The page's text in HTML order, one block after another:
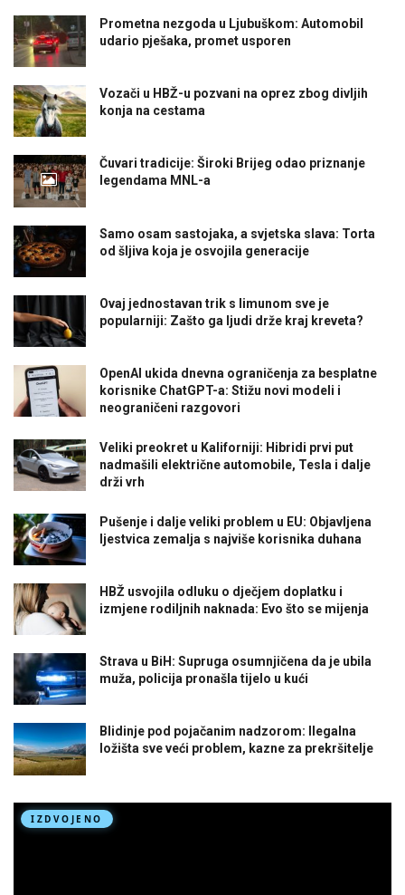
Prometna nezgoda u Ljubuškom: Automobil
udario pješaka, promet usporen
Vozači u HBŽ-u pozvani na oprez zbog divljih
konja na cestama
Čuvari tradicije: Široki Brijeg odao priznanje
legendama MNL-a
Samo osam sastojaka, a svjetska slava: Torta
od šljiva koja je osvojila generacije
Ovaj jednostavan trik s limunom sve je
popularniji: Zašto ga ljudi drže kraj kreveta?
OpenAI ukida dnevna ograničenja za besplatne
korisnike ChatGPT-a: Stižu novi modeli i
neograničeni razgovori
Veliki preokret u Kaliforniji: Hibridi prvi put
nadmašili električne automobile, Tesla i dalje
drži vrh
Pušenje i dalje veliki problem u EU: Objavljena
ljestvica zemalja s najviše korisnika duhana
HBŽ usvojila odluku o dječjem doplatku i
izmjene rodiljnih naknada: Evo što se mijenja
Strava u BiH: Supruga osumnjičena da je ubila
muža, policija pronašla tijelo u kući
Blidinje pod pojačanim nadzorom: Ilegalna
ložišta sve veći problem, kazne za prekršitelje